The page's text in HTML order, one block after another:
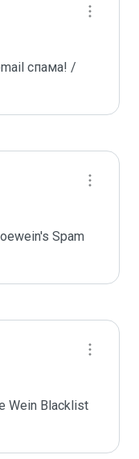
спама! /
Spam
Wein Blacklist